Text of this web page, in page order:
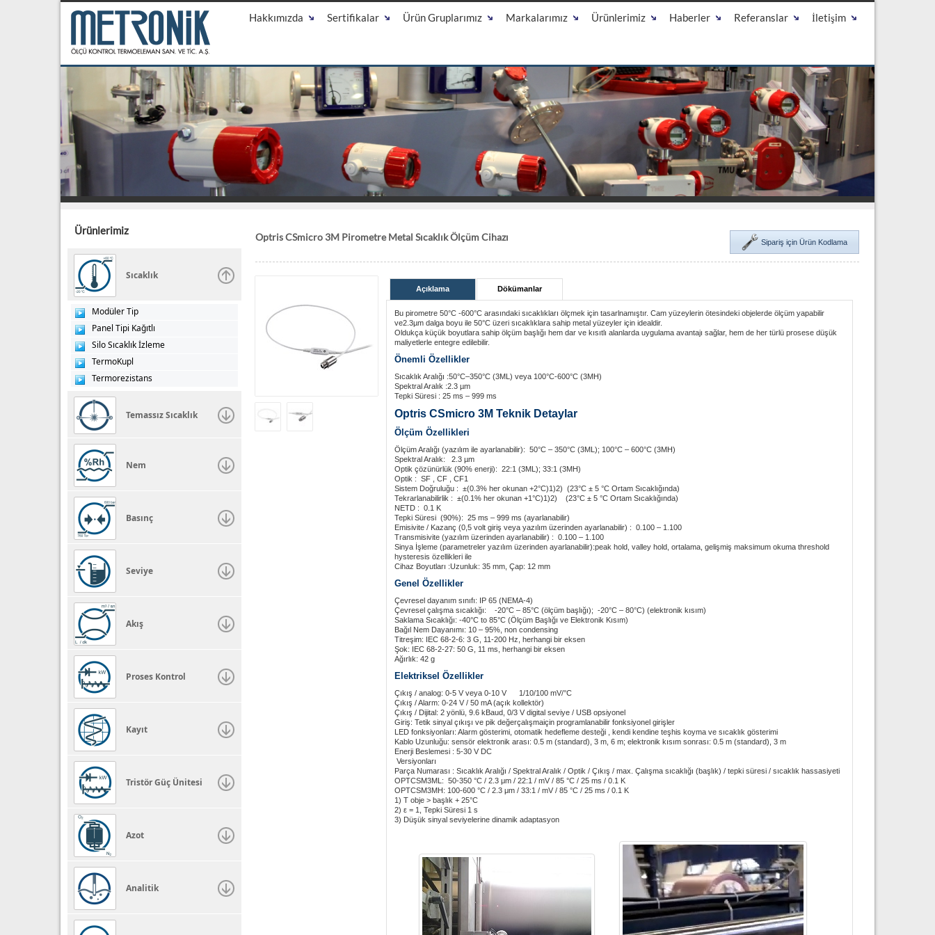
Hakkımızda Sertifikalar Ürün Gruplarımız Markalarımız Ürünlerimiz Haberler Referanslar İletişim
Ürünlerimiz
Sıcaklık
Modüler Tip
Panel Tipi Kağıtlı
Silo Sıcaklık İzleme
TermoKupl
Termorezistans
Temassız Sıcaklık
Nem
Basınç
Seviye
Akış
Proses Kontrol
Kayıt
Tristör Güç Ünitesi
Azot
Analitik
Optris CSmicro 3M Pirometre Metal Sıcaklık Ölçüm Cihazı Sipariş için Ürün Kodlama
Açıklama Dökümanlar
Bu pirometre 50°C -600°C arasındaki sıcaklıkları ölçmek için tasarlnamıştır. Cam yüzeylerin ötesindeki objelerde ölçüm yapabilir
ve2.3µm dalga boyu ile 50°C üzeri sıcaklıklara sahip metal yüzeyler için idealdir.
Oldukça küçük boyutlara sahip ölçüm başlığı hem dar ve kısıtlı alanlarda uygulama avantajı sağlar, hem de her türlü prosese düşük
maliyetlerle entegre edilebilir.
Önemli Özellikler
Sıcaklık Aralığı :50°C–350°C (3ML) veya 100°C-600°C (3MH)
Spektral Aralık :2.3 µm
Tepki Süresi : 25 ms – 999 ms
Optris CSmicro 3M Teknik Detaylar
Ölçüm Özellikleri
Ölçüm Aralığı (yazılım ile ayarlanabilir): 50°C – 350°C (3ML); 100°C – 600°C (3MH)
Spektral Aralık: 2.3 µm
Optik çözünürlük (90% enerji): 22:1 (3ML); 33:1 (3MH)
Optik : SF , CF , CF1
Sistem Doğruluğu : ±(0.3% her okunan +2°C)1)2) (23°C ± 5 °C Ortam Sıcaklığında)
Tekrarlanabilirlik : ±(0.1% her okunan +1°C)1)2) (23°C ± 5 °C Ortam Sıcaklığında)
NETD : 0.1 K
Tepki Süresi (90%): 25 ms – 999 ms (ayarlanabilir)
Emisivite / Kazanç (0,5 volt giriş veya yazılım üzerinden ayarlanabilir) : 0.100 – 1.100
Transmisivite (yazılım üzerinden ayarlanabilir) : 0.100 – 1.100
Sinya İşleme (parametreler yazılım üzerinden ayarlanabilir):peak hold, valley hold, ortalama, gelişmiş maksimum okuma threshold
hysteresis özellikleri ile
Cihaz Boyutları :Uzunluk: 35 mm, Çap: 12 mm
Genel Özellikler
Çevresel dayanım sınıfı: IP 65 (NEMA-4)
Çevresel çalışma sıcaklığı: -20°C – 85°C (ölçüm başlığı); -20°C – 80°C) (elektronik kısım)
Saklama Sıcaklığı: -40°C to 85°C (Ölçüm Başlığı ve Elektronik Kısım)
Bağıl Nem Dayanımı: 10 – 95%, non condensing
Titreşim: IEC 68-2-6: 3 G, 11-200 Hz, herhangi bir eksen
Şok: IEC 68-2-27: 50 G, 11 ms, herhangi bir eksen
Ağırlık: 42 g
Elektriksel Özellikler
Çıkış / analog: 0-5 V veya 0-10 V 1/10/100 mV/°C
Çıkış / Alarm: 0-24 V / 50 mA (açık kollektör)
Çıkış / Dijital: 2 yönlü, 9.6 kBaud, 0/3 V digital seviye / USB opsiyonel
Giriş: Tetik sinyal çıkışı ve pik değerçalışmaiçin programlanabilir fonksiyonel girişler
LED fonksiyonları: Alarm gösterimi, otomatik hedefleme desteği , kendi kendine teşhis koyma ve sıcaklık gösterimi
Kablo Uzunluğu: sensör elektronik arası: 0.5 m (standard), 3 m, 6 m; elektronik kısım sonrası: 0.5 m (standard), 3 m
Enerji Beslemesi : 5-30 V DC
Versiyonları
Parça Numarası : Sıcaklık Aralığı / Spektral Aralık / Optik / Çıkış / max. Çalışma sıcaklığı (başlık) / tepki süresi / sıcaklık hassasiyeti
OPTCSM3ML: 50-350 °C / 2.3 μm / 22:1 / mV / 85 °C / 25 ms / 0.1 K
OPTCSM3MH: 100-600 °C / 2.3 μm / 33:1 / mV / 85 °C / 25 ms / 0.1 K
1) T obje > başlık + 25°C
2) ε = 1, Tepki Süresi 1 s
3) Düşük sinyal seviyelerine dinamik adaptasyon